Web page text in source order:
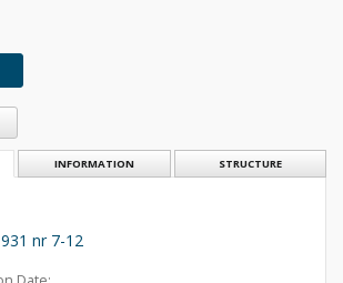
INFORMATION STRUCTURE
nr 7-12